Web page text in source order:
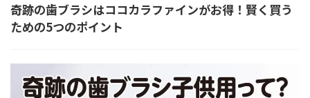
奇跡の歯ブラシはココカラファインがお得！賢く買う
ための5つのポイント